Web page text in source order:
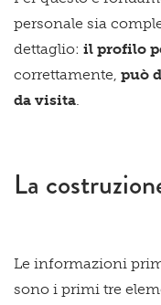
personale sia
dettaglio: il profilo
correttamente, può
da visita.
La
Le informazioni
sono i primi tre